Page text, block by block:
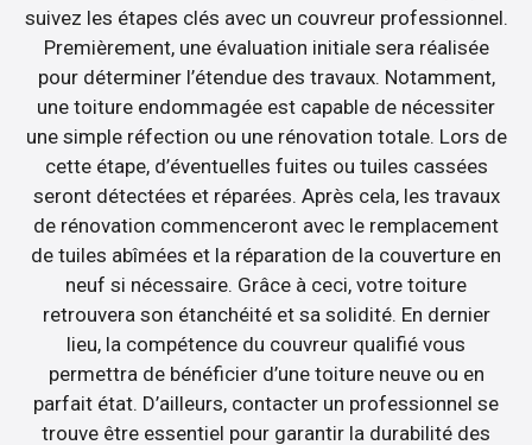
suivez les étapes clés avec un couvreur professionnel.
Premièrement, une évaluation initiale sera réalisée
pour déterminer l’étendue des travaux. Notamment,
une toiture endommagée est capable de nécessiter
une simple réfection ou une rénovation totale. Lors de
cette étape, d’éventuelles fuites ou tuiles cassées
seront détectées et réparées. Après cela, les travaux
de rénovation commenceront avec le remplacement
de tuiles abîmées et la réparation de la couverture en
neuf si nécessaire. Grâce à ceci, votre toiture
retrouvera son étanchéité et sa solidité. En dernier
lieu, la compétence du couvreur qualifié vous
permettra de bénéficier d’une toiture neuve ou en
parfait état. D’ailleurs, contacter un professionnel se
trouve être essentiel pour garantir la durabilité des